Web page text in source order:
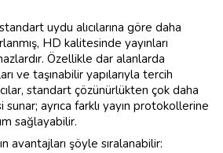
uydu alıcılarına göre daha
HD kalitesinde yayınları
Özellikle dar alanlarda
ve taşınabilir yapılarıyla tercih
standart çözünürlükten çok daha
ayrıca farklı yayın protokollerine
sağlayabilir.
avantajları şöyle sıralanabilir: